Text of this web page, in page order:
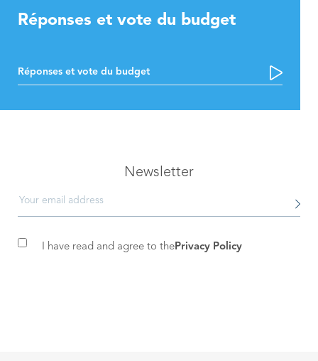
Réponses et vote du budget
Réponses et vote du budget
Newsletter
I have read and agree to thePrivacy Policy